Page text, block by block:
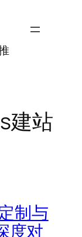
建站
制与
度对